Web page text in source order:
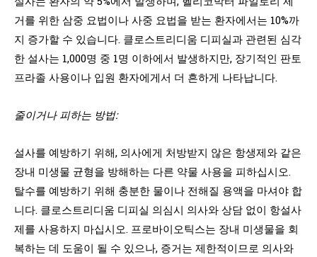
거를 위한 삼중 요법이나 사중 요법을 받는 환자에서는 10%까
지 증가할 수 있습니다. 클로스트리디움 디피실과 관련된 심각
한 설사는 1,000명 중 1명 이하에서 발생하지만, 장기적인 판토
프라졸 사용이나 입원 환자에게서 더 흔하게 나타납니다.
줄이거나 피하는 방법:
설사를 예방하기 위해, 의사에게 처방받지 않은 항생제와 같은
장내 미생물 균형을 방해하는 다른 약물 사용을 피하십시오.
탈수를 예방하기 위해 충분한 물이나 전해질 용액을 마셔야 합
니다. 클로스트리디움 디피실 의심시 의사와 상담 없이 항설사
제를 사용하지 마십시오. 프로바이오틱스는 장내 미생물을 회
복하는 데 도움이 될 수 있으나, 증거는 제한적이므로 의사와